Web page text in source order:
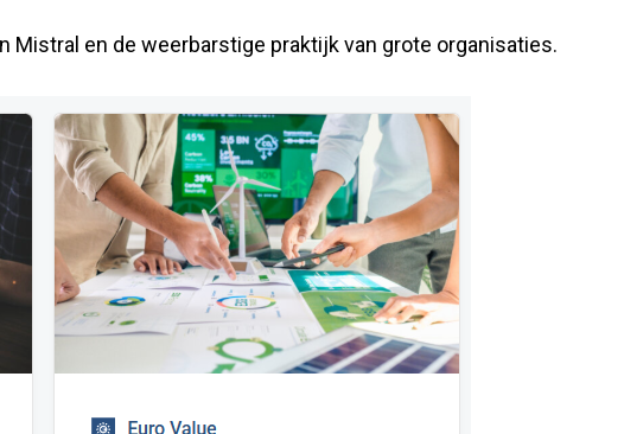
en de weerbarstige praktijk van grote organisaties.